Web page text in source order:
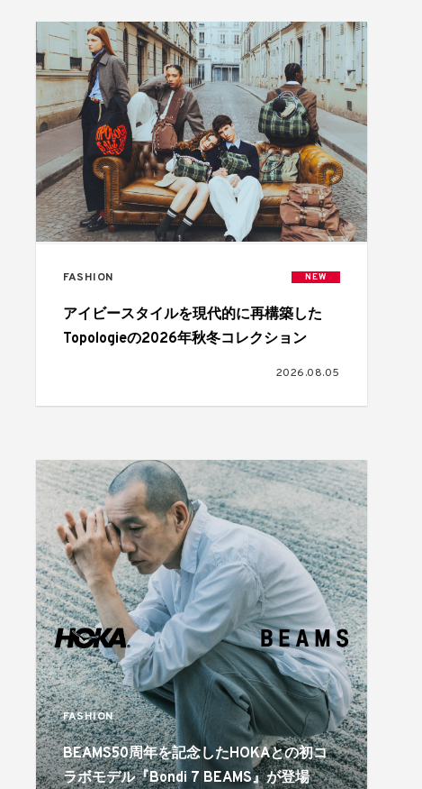
FASHION NEW
アイビースタイルを現代的に再構築した
Topologieの2026年秋冬コレクション
2026.08.05
FASHION
BEAMS50周年を記念したHOKAとの初コ
ラボモデル『Bondi 7 BEAMS』が登場